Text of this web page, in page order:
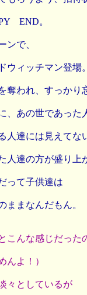
END。
ンで、
ウィッチマン登場
奪われ、すっかり
、あの世であった
人達には見えてな
人達の方が盛り上
って子供達は
ままなんだもん。
こんな感じだった
んよ！）
々としているが